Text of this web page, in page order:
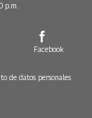
p.m.
Facebook
de datos personales